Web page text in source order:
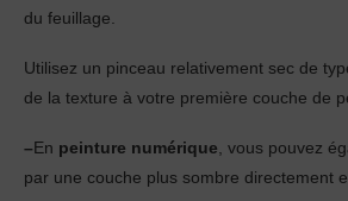
du feuillage.
Utilisez un pinceau relativement sec de
de la texture à votre première couche de
–En peinture numérique, vous pouvez
par une couche plus sombre directement